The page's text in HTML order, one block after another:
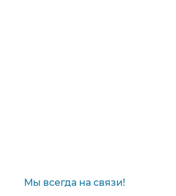
Мы всегда на связи!